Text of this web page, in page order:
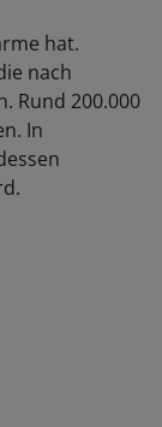
hat.
nach
Rund 200.000
In